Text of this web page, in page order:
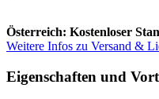
Österreich: Kostenloser
Weitere Infos zu Versand &
Eigenschaften und